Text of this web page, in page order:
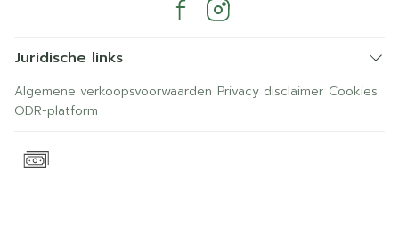
Juridische links
Algemene verkoopsvoorwaarden Privacy disclaimer Cookies
ODR-platform